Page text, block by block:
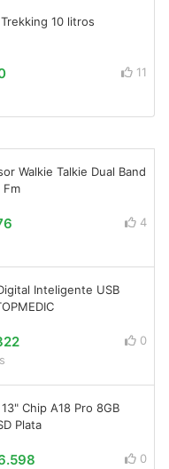
10 litros
11
Walkie Talkie Dual Band
4
Inteligente USB
0
Chip A18 Pro 8GB
Plata
0